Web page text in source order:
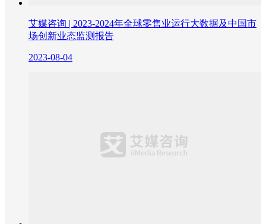
艾媒咨询 | 2023-2024年全球零售业运行大数据及中国市
场创新业态监测报告
2023-08-04